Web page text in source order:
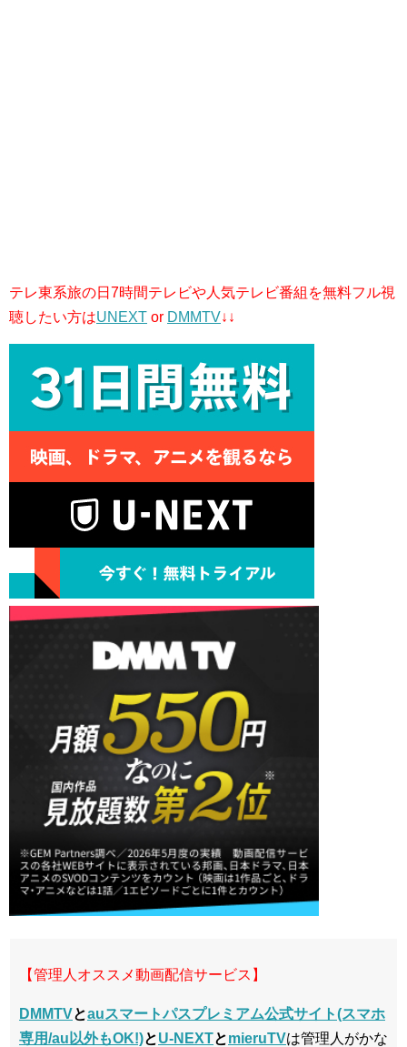
テレ東系旅の日7時間テレビや人気テレビ番組を無料フル視
聴したい方はUNEXT or DMMTV↓↓
【管理人オススメ動画配信サービス】
DMMTVとauスマートパスプレミアム公式サイト(スマホ
専用/au以外もOK!)とU-NEXTとmieruTVは管理人がかな